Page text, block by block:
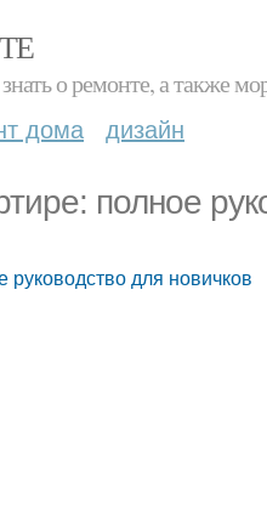
о ремонте, а также
дома дизайн
полное
руководство для новичков